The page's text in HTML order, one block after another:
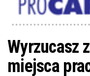
Wyrzucasz
miejsca